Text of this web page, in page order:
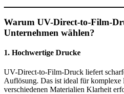
Warum UV-Direct-to-Film-
Unternehmen wählen?
1. Hochwertige Drucke
UV-Direct-to-Film-Druck liefert
Auflösung. Das ist ideal für komplexe
verschiedenen Materialien Klarheit